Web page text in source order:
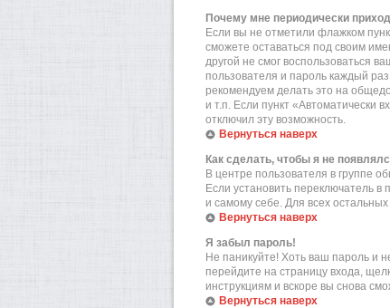
Почему мне периодически
Если вы не отметили флажком
сможете оставаться под своим
другой не смог воспользоваться
пользователя и пароль каждый
рекомендуем делать это на
и т.п. Если пункт «Автоматически
отключил эту возможность.
Вернуться наверх
Как сделать, чтобы я не
В центре пользователя в группе
Если установить переключатель
и самому себе. Для всех
Вернуться наверх
Я забыл пароль!
Не паникуйте! Хоть ваш пароль и
перейдите на страницу входа,
инструкциям и вскоре вы снова
Вернуться наверх